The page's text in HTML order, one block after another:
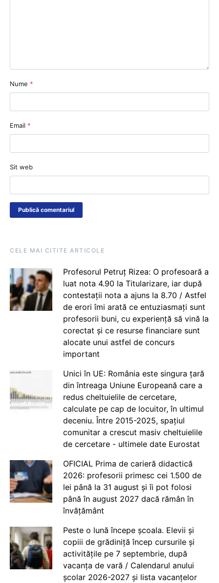
Nume *
Email *
Sit web
CELE MAI CITITE ARTICOLE
Profesorul Petruț Rizea: O profesoară a
luat nota 4.90 la Titularizare, iar după
contestații nota a ajuns la 8.70 / Astfel
de erori îmi arată ce entuziasmați sunt
profesorii buni, cu experiență să vină la
corectat și ce resurse financiare sunt
alocate unui astfel de concurs
important
Unici în UE: România este singura țară
din întreaga Uniune Europeană care a
redus cheltuielile de cercetare,
calculate pe cap de locuitor, în ultimul
deceniu. Între 2015-2025, spațiul
comunitar a crescut masiv cheltuielile
de cercetare - ultimele date Eurostat
OFICIAL Prima de carieră didactică
2026: profesorii primesc cei 1.500 de
lei până la 31 august și îi pot folosi
până în august 2027 dacă rămân în
învățământ
Peste o lună începe școala. Elevii și
copiii de grădiniță încep cursurile și
activitățile pe 7 septembrie, după
vacanța de vară / Calendarul anului
școlar 2026-2027 și lista vacanțelor